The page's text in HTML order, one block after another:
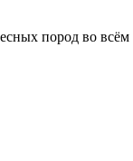
пород во всём